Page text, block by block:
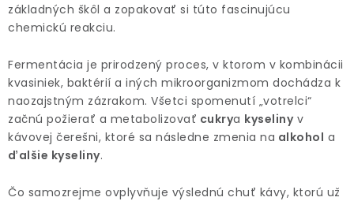
DARČEKOVÉ BALENIA
BENTIANNA
Ako vybrať kávu Kde kúpim kávu
Veľkoobchod
Kontakt
Blog o káve
Káva pre firmy
Hodnotenie obchodu
základných škôl a zopakovať si túto fascinujúcu
chemickú reakciu.
Fermentácia je prirodzený proces, v ktorom v kombinácii
kvasiniek, baktérií a iných mikroorganizmom dochádza k
naozajstným zázrakom. Všetci spomenutí „votrelci“
začnú požierať a metabolizovať cukrya kyselinyv
kávovej čerešni, ktoré sa následne zmenia na alkohol a
ďalšie kyseliny.
Čo samozrejme ovplyvňuje výslednú chuť kávy, ktorú už